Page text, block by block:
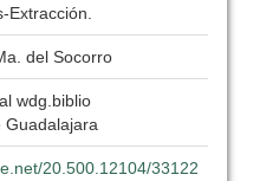
Extracción.
del Socorro
wdg.biblio
Guadalajara
20.500.12104/33122